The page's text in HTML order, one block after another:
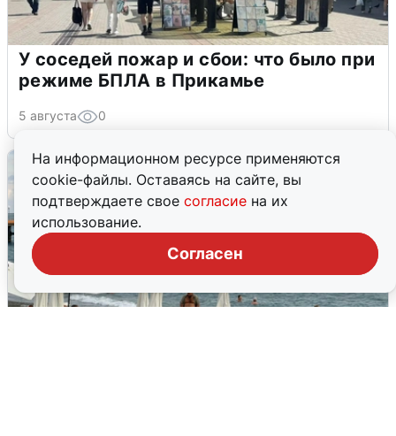
На информационном ресурсе применяются
cookie-файлы. Оставаясь на сайте, вы
подтверждаете свое согласие на их
использование.
Согласен
У соседей пожар и сбои: что было при
режиме БПЛА в Прикамье
5 августа 0